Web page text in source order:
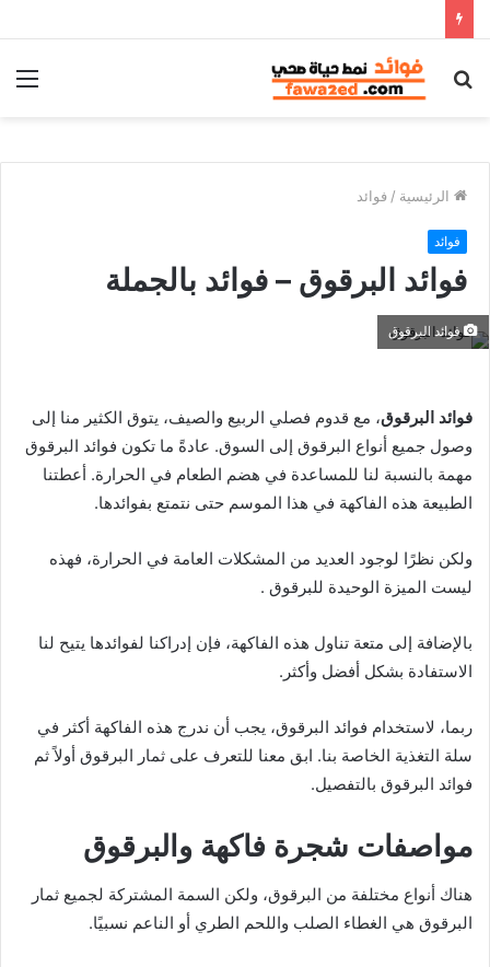
بحث
الرئيسية / فوائد
فوائد
فوائد البرقوق – فوائد بالجملة
فوائد البرقوق
فوائد البرقوق، مع قدوم فصلي الربيع والصيف، يتوق الكثير منا إلى
وصول جميع أنواع البرقوق إلى السوق. عادةً ما تكون فوائد البرقوق
مهمة بالنسبة لنا للمساعدة في هضم الطعام في الحرارة. أعطتنا
الطبيعة هذه الفاكهة في هذا الموسم حتى نتمتع بفوائدها.
ولكن نظرًا لوجود العديد من المشكلات العامة في الحرارة، فهذه
ليست الميزة الوحيدة للبرقوق .
بالإضافة إلى متعة تناول هذه الفاكهة، فإن إدراكنا لفوائدها يتيح لنا
الاستفادة بشكل أفضل وأكثر.
ربما، لاستخدام فوائد البرقوق، يجب أن ندرج هذه الفاكهة أكثر في
سلة التغذية الخاصة بنا. ابق معنا للتعرف على ثمار البرقوق أولاً ثم
فوائد البرقوق بالتفصيل.
مواصفات شجرة فاكهة والبرقوق
هناك أنواع مختلفة من البرقوق، ولكن السمة المشتركة لجميع ثمار
البرقوق هي الغطاء الصلب واللحم الطري أو الناعم نسبيًا.